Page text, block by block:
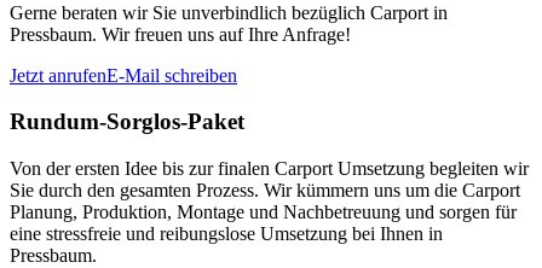
Gerne beraten wir Sie unverbindlich bezüglich Carport in
Pressbaum. Wir freuen uns auf Ihre Anfrage!
Jetzt anrufenE-Mail schreiben
Rundum-Sorglos-Paket
Von der ersten Idee bis zur finalen Carport Umsetzung begleiten wir
Sie durch den gesamten Prozess. Wir kümmern uns um die Carport
Planung, Produktion, Montage und Nachbetreuung und sorgen für
eine stressfreie und reibungslose Umsetzung bei Ihnen in
Pressbaum.